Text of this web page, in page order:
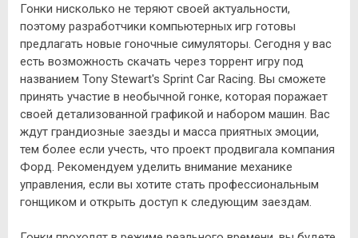
Гонки нисколько не теряют своей актуальности,
поэтому разработчики компьютерных игр готовы
предлагать новые гоночные симуляторы. Сегодня у вас
есть возможность скачать через торрент игру под
названием Tony Stewart's Sprint Car Racing. Вы сможете
принять участие в необычной гонке, которая поражает
своей детализованной графикой и набором машин. Вас
ждут грандиозные заезды и масса приятных эмоции,
тем более если учесть, что проект продвигала компания
Форд. Рекомендуем уделить внимание механике
управления, если вы хотите стать профессиональным
гонщиком и открыть доступ к следующим заездам.